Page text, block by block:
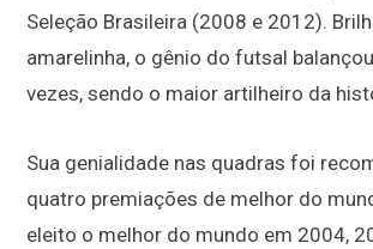
Seleção Brasileira (2008 e 2012).
amarelinha, o gênio do futsal
vezes, sendo o maior artilheiro da
Sua genialidade nas quadras foi
quatro premiações de melhor do
eleito o melhor do mundo em 2004,